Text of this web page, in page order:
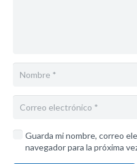
Guarda mi nombre, correo
navegador para la próxima